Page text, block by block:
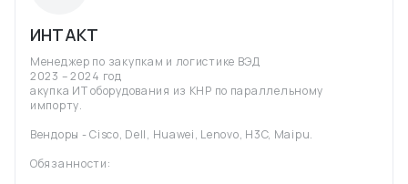
ИНТАКТ
Менеджер по закупкам и логистике ВЭД
2023 – 2024 год
акупка ИТ оборудования из КНР по параллельному
импорту.
Вендоры - Cisco, Dell, Huawei, Lenovo, H3C, Maipu.
Обязанности: